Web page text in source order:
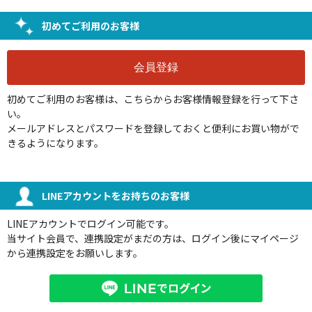
初めてご利用のお客様
初めてご利用のお客様は、こちらからお客様情報登録を行って下さ
い。
メールアドレスとパスワードを登録しておくと便利にお買い物がで
きるようになります。
LINEアカウントをお持ちのお客様
LINEアカウントでログイン可能です。
当サイト会員で、連携設定がまだの方は、ログイン後にマイページ
から連携設定をお願いします。